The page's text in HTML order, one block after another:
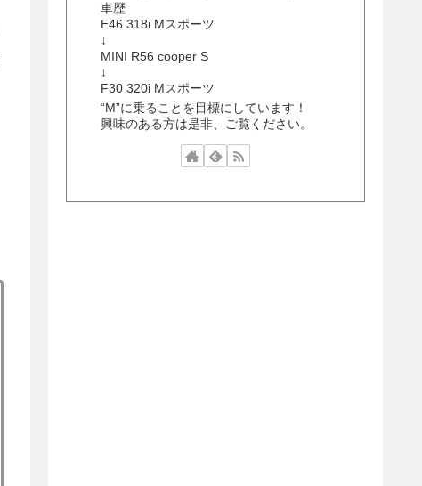
車歴
E46 318i Mスポーツ
↓
MINI R56 cooper S
↓
F30 320i Mスポーツ
“M”に乗ることを目標にしています！
興味のある方は是非、ご覧ください。